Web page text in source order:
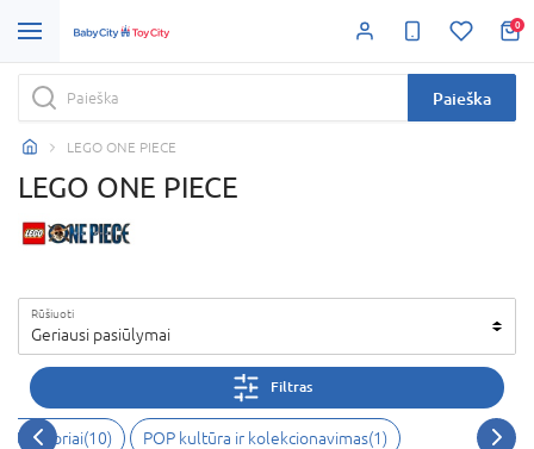
0
Paieška
LEGO ONE PIECE
LEGO ONE PIECE
Rūšiuoti
Geriausi pasiūlymai
Filtras
(10) POP kultūra ir kolekcionavimas(1)